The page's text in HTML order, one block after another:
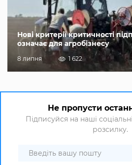
Нові критерії критичності
означає для агробізнесу
8 липня 1 622
Не пропусти
Підписуйся на наші
розсилку.